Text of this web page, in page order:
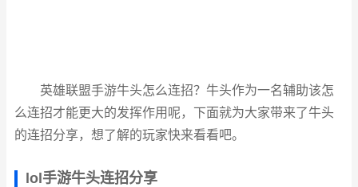
英雄联盟手游牛头怎么连招？牛头作为一名辅助该怎
么连招才能更大的发挥作用呢，下面就为大家带来了牛头
的连招分享，想了解的玩家快来看看吧。
lol手游牛头连招分享